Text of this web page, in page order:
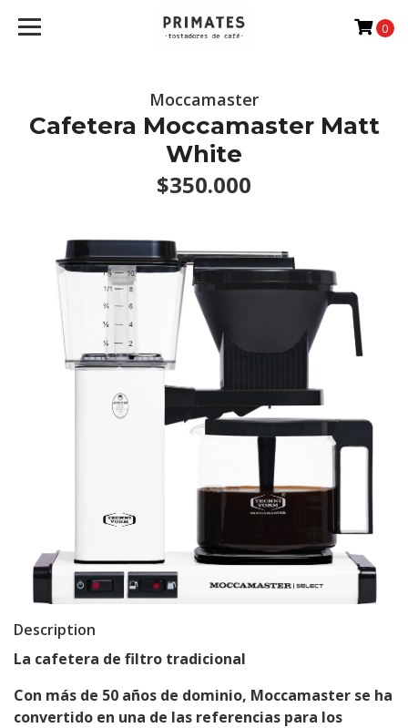
0
Moccamaster
Cafetera Moccamaster Matt
White
$350.000
Description
La cafetera de filtro tradicional
Con más de 50 años de dominio, Moccamaster se ha
convertido en una de las referencias para los